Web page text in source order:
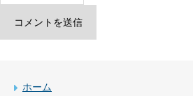
ホーム